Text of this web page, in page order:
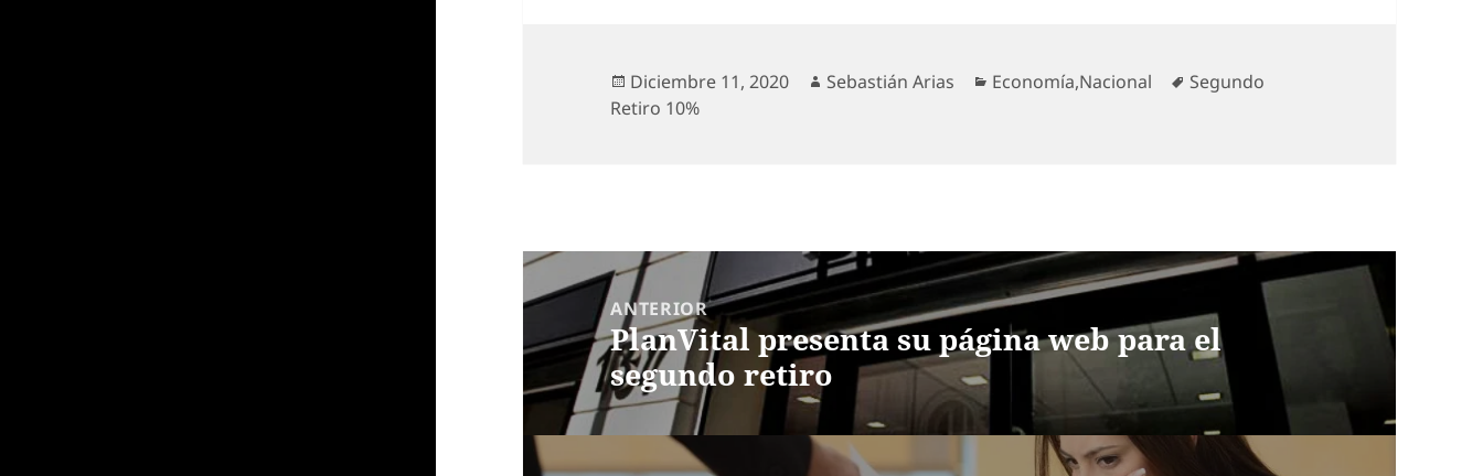
Publicado
el
Diciembre 11, 2020 Autor
Sebastián Arias Categorías
Economía,Nacional Etiquetas
Segundo
Retiro 10%
Navegación
de
entradas
ANTERIOR
Entrada
anterior:
PlanVital presenta su página web para el
segundo retiro